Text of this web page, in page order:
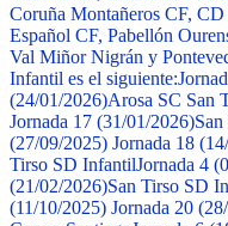
Coruña Montañeros CF,
Español CF, Pabellón
Val Miñor Nigrán y
Infantil es el siguiente:
(24/01/2026)Arosa SC San
Jornada 17 (31/01/2026)
(27/09/2025) Jornada 18
Tirso SD InfantilJornada 4
(21/02/2026)San Tirso SD
(11/10/2025) Jornada 20